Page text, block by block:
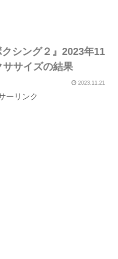
クシング２』2023年11
ササイズの結果
2023.11.21
ーリンク